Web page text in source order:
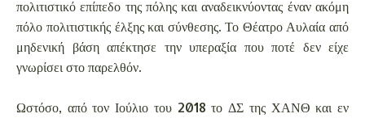
πολιτιστικό επίπεδο της πόλης και αναδεικνύοντας έναν ακόμη
πόλο πολιτιστικής έλξης και σύνθεσης. Το Θέατρο Αυλαία από
μηδενική βάση απέκτησε την υπεραξία που ποτέ δεν είχε
γνωρίσει στο παρελθόν.
Ωστόσο, από τον Ιούλιο του 2018 το ΔΣ της ΧΑΝΘ και εν